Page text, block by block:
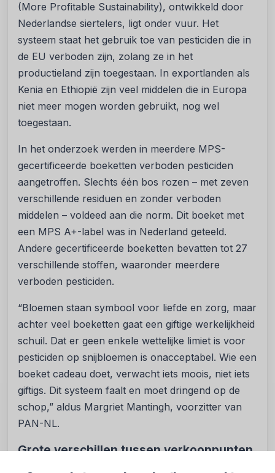
(More Profitable Sustainability), ontwikkeld door
Nederlandse siertelers, ligt onder vuur. Het
systeem staat het gebruik toe van pesticiden die in
de EU verboden zijn, zolang ze in het
productieland zijn toegestaan. In exportlanden als
Kenia en Ethiopië zijn veel middelen die in Europa
niet meer mogen worden gebruikt, nog wel
toegestaan.
In het onderzoek werden in meerdere MPS-
gecertificeerde boeketten verboden pesticiden
aangetroffen. Slechts één bos rozen – met zeven
verschillende residuen en zonder verboden
middelen – voldeed aan die norm. Dit boeket met
een MPS A+-label was in Nederland geteeld.
Andere gecertificeerde boeketten bevatten tot 27
verschillende stoffen, waaronder meerdere
verboden pesticiden.
“Bloemen staan symbool voor liefde en zorg, maar
achter veel boeketten gaat een giftige werkelijkheid
schuil. Dat er geen enkele wettelijke limiet is voor
pesticiden op snijbloemen is onacceptabel. Wie een
boeket cadeau doet, verwacht iets moois, niet iets
giftigs. Dit systeem faalt en moet dringend op de
schop,” aldus Margriet Mantingh, voorzitter van
PAN-NL.
Grote verschillen tussen verkooppunten
De twee onderzochte boeketten van tuincentrum